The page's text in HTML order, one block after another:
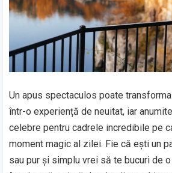
Un apus spectaculos poate
într-o experiență de neuitat, iar
celebre pentru cadrele incredibile pe
moment magic al zilei. Fie că ești un
sau pur și simplu vrei să te bucuri de